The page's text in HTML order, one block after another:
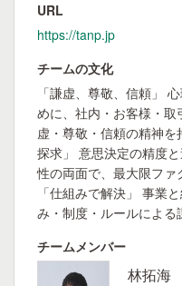
URL
https://tanp.jp
チームの文化
「謙虚、尊敬、信頼」
めに、社内・お客様・
虚・尊敬・信頼の精神
探求」 意思決定の精度
性の両面で、最大限ファ
「仕組みで解決」 事業
み・制度・ルールによる
チームメンバー
林拓海